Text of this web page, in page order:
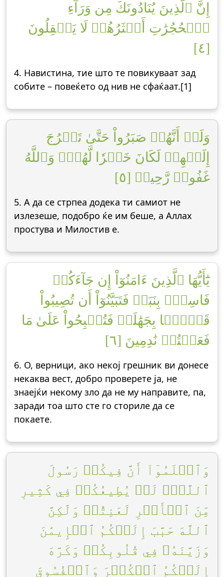
إِنَّ ٱلَّذِينَ يُنَادُونَكَ مِن وَرَآءِ
ٱلۡحُجُرَٰتِ أَكۡثَرُهُمۡ لَا يَعۡقِلُونَ
[٤]
4. Навистина, тие што те повикуваат зад
собите – повеќето од нив не сфаќаат.[1]
وَلَوۡ أَنَّهُمۡ صَبَرُواْ حَتَّىٰ تَخۡرُجَ
إِلَيۡهِمۡ لَكَانَ خَيۡرٗا لَّهُمۡۚ وَٱللَّهُ
غَفُورٞ رَّحِيمٞ [٥]
5. А да се стрпеа додека ти самиот не
излезеше, подобро ќе им беше, а Аллах
простува и Милостив е.
يَٰٓأَيُّهَا ٱلَّذِينَ ءَامَنُوٓاْ إِن جَآءَكُمۡ
فَاسِقُۢ بِنَبَإٖ فَتَبَيَّنُوٓاْ أَن تُصِيبُواْ
قَوۡمَۢا بِجَهَٰلَةٖ فَتُصۡبِحُواْ عَلَىٰ مَا
فَعَلۡتُمۡ نَٰدِمِينَ [٦]
6. О, верници, ако некој грешник ви донесе
некаква вест, добро проверете ја, не
знаејќи некому зло да не му направите, па,
заради тоа што сте го сториле да се
покаете.
وَٱعۡلَمُوٓاْ أَنَّ فِيكُمۡ رَسُولَ
ٱللَّهِۚ لَوۡ يُطِيعُكُمۡ فِي كَثِيرٖ
مِّنَ ٱلۡأَمۡرِ لَعَنِتُّمۡ وَلَٰكِنَّ
ٱللَّهَ حَبَّبَ إِلَيۡكُمُ ٱلۡإِيمَٰنَ
وَزَيَّنَهُۥ فِي قُلُوبِكُمۡ وَكَرَّهَ
إِلَيۡكُمُ ٱلۡكُفۡرَ وَٱلۡفُسُوقَ